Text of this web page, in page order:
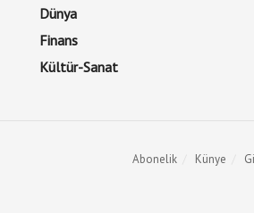
Dünya
Finans
Kültür-Sanat
Abonelik Künye